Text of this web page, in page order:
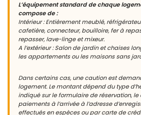
L’équipement standard de chaque
compose de :
Intérieur : Entièrement meublé,
cafetière, connecteur, bouilloire, fer à
repasser, lave-linge et mixeur.
A l’extérieur : Salon de jardin et chaises
les appartements ou les maisons sans
Dans certains cas, une caution est
logement. Le montant dépend du type
indiqué sur le formulaire de réservation, le
paiements à l’arrivée à l’adresse
effectués en espèces ou par carte de